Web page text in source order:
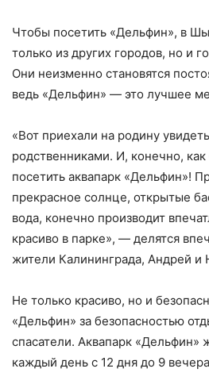
Чтобы посетить «Дельфин», в
только из других городов, но и
Они неизменно становятся
ведь «Дельфин» — это лучшее
«Вот приехали на родину
родственниками. И, конечно,
посетить аквапарк «Дельфин»!
прекрасное солнце, открытые
вода, конечно производит
красиво в парке», — делятся
жители Калининграда, Андрей и
Не только красиво, но и
«Дельфин» за безопасностью
спасатели. Аквапарк «Дельфин»
каждый день с 12 дня до 9